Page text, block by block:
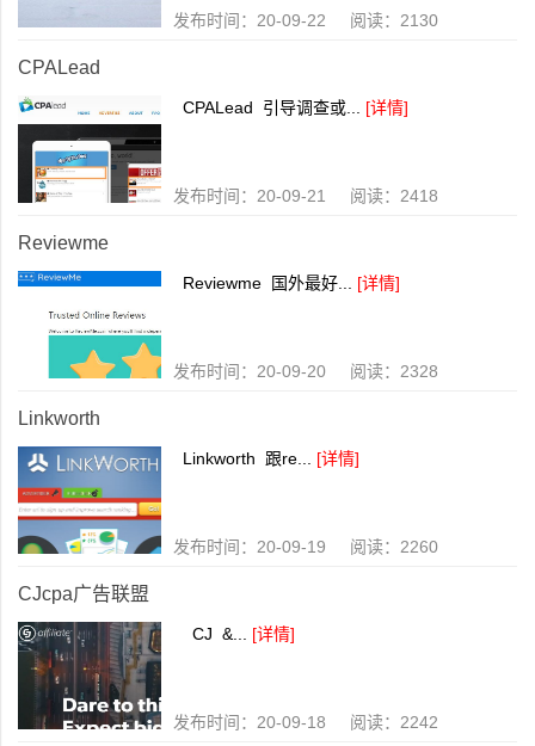
发布时间：20-09-22 阅读：2130
CPALead
CPALead 引导调查或... [详情]
发布时间：20-09-21 阅读：2418
Reviewme
Reviewme 国外最好... [详情]
发布时间：20-09-20 阅读：2328
Linkworth
Linkworth 跟re... [详情]
发布时间：20-09-19 阅读：2260
CJcpa广告联盟
CJ &... [详情]
发布时间：20-09-18 阅读：2242